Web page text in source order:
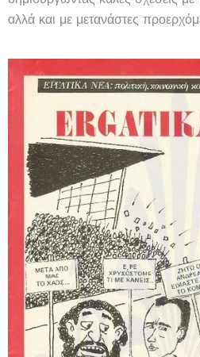
αλλά και με μετανάστες